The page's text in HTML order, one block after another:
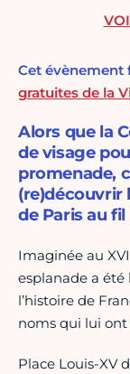
Cet évènement
gratuites de la
Alors que la
de visage
promenade,
(re)découvrir
de Paris au
Imaginée au
esplanade a
l’histoire de
noms qui lui
Place Louis-XV